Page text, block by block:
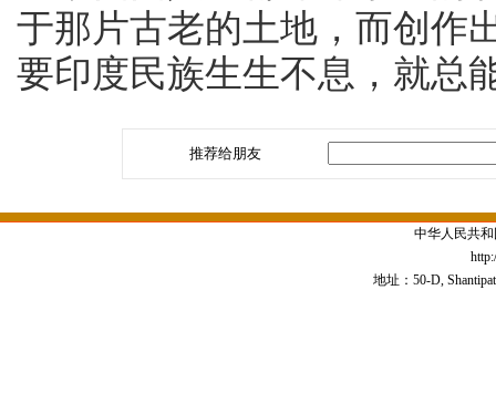
于那片古老的土地，而创作
要印度民族生生不息，就总
推荐给朋友
中华人民共
地址：50-D,